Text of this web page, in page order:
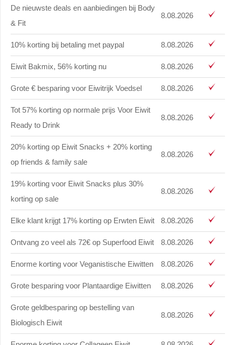
De nieuwste deals en aanbiedingen bij Body
& Fit
8.08.2026
10% korting bij betaling met paypal 8.08.2026
Eiwit Bakmix, 56% korting nu 8.08.2026
Grote € besparing voor Eiwitrijk Voedsel 8.08.2026
Tot 57% korting op normale prijs Voor Eiwit
Ready to Drink
8.08.2026
20% korting op Eiwit Snacks + 20% korting
op friends & family sale
8.08.2026
19% korting voor Eiwit Snacks plus 30%
korting op sale
8.08.2026
Elke klant krijgt 17% korting op Erwten Eiwit 8.08.2026
Ontvang zo veel als 72€ op Superfood Eiwit 8.08.2026
Enorme korting voor Veganistische Eiwitten 8.08.2026
Grote besparing voor Plantaardige Eiwitten 8.08.2026
Grote geldbesparing op bestelling van
Biologisch Eiwit
8.08.2026